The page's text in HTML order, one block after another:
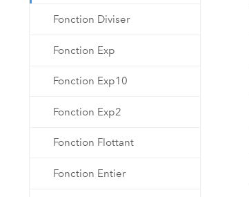
Fonction Diviser
Fonction Exp
Fonction Exp10
Fonction Exp2
Fonction Flottant
Fonction Entier